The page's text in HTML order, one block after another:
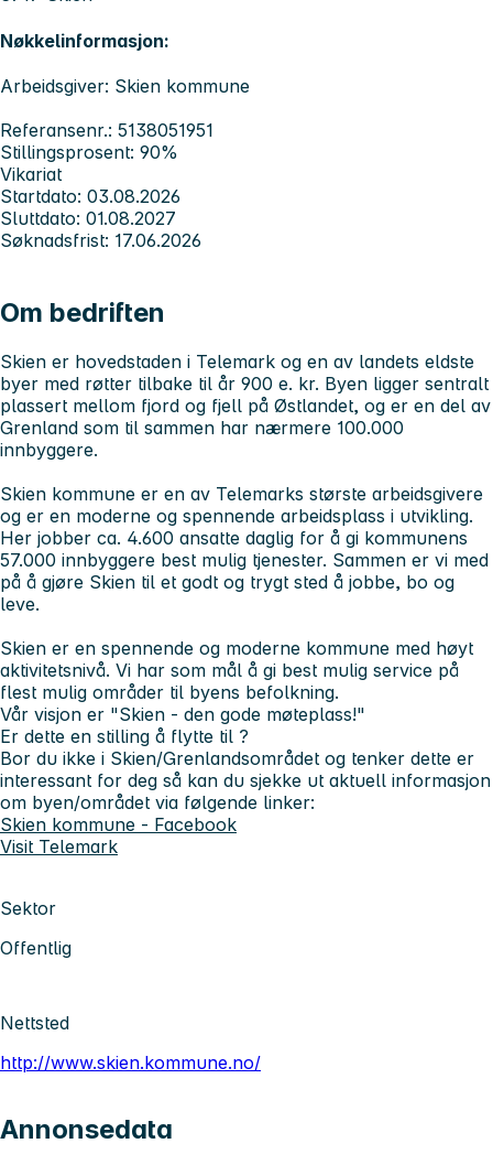
Nøkkelinformasjon:
Arbeidsgiver: Skien kommune
Referansenr.: 5138051951
Stillingsprosent: 90%
Vikariat
Startdato: 03.08.2026
Sluttdato: 01.08.2027
Søknadsfrist: 17.06.2026
Om bedriften
Skien er hovedstaden i Telemark og en av landets eldste
byer med røtter tilbake til år 900 e. kr. Byen ligger sentralt
plassert mellom fjord og fjell på Østlandet, og er en del av
Grenland som til sammen har nærmere 100.000
innbyggere.
Skien kommune er en av Telemarks største arbeidsgivere
og er en moderne og spennende arbeidsplass i utvikling.
Her jobber ca. 4.600 ansatte daglig for å gi kommunens
57.000 innbyggere best mulig tjenester. Sammen er vi med
på å gjøre Skien til et godt og trygt sted å jobbe, bo og
leve.
Skien er en spennende og moderne kommune med høyt
aktivitetsnivå. Vi har som mål å gi best mulig service på
flest mulig områder til byens befolkning.
Vår visjon er "Skien - den gode møteplass!"
Er dette en stilling å flytte til ?
Bor du ikke i Skien/Grenlandsområdet og tenker dette er
interessant for deg så kan du sjekke ut aktuell informasjon
om byen/området via følgende linker:
Skien kommune - Facebook
Visit Telemark
Sektor
Offentlig
Nettsted
http://www.skien.kommune.no/
Annonsedata